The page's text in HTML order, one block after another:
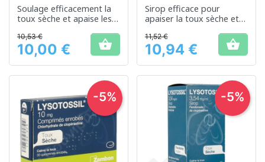
Soulage efficacement la
toux sèche et apaise les
Prix
10,53 €
10,00 € 
Sirop efficace pour
apaiser la toux sèche et
gorge
Prix
11,52 €
10,94 € 
-5% -5%